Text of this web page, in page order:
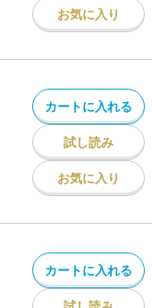
お気に入り
カートに入れる
試し読み
お気に入り
カートに入れる